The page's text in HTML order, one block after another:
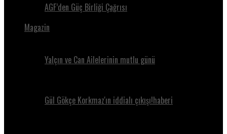
AGF’den Güç Birliği Çağrısı
Magazin
Yalçın ve Can Ailelerinin mutlu günü
Gül Gökçe Korkmaz'ın iddialı çıkışı!haberi